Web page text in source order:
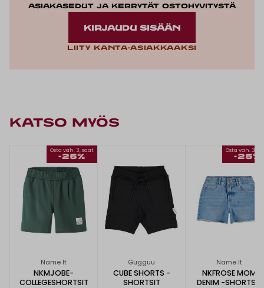
asiakasedut ja kerrytät ostohyvitystä
KIRJAUDU SISÄÄN
Liity kanta-asiakkaaksi
KATSO MYÖS
Osta väh. 3, saat
-25%
Name It
NKMJOBE-
COLLEGESHORTSIT
Gugguu
CUBE SHORTS -
SHORTSIT
Osta väh. 3,
-25%
Name It
NKFROSE MOM
DENIM -SHORTSIT